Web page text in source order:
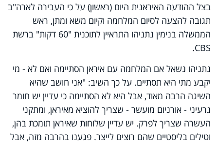
בצל ההודעה האיראנית היום (ראשון) על כי העבירה לארה"ב
תגובה להצעה לסיום המלחמה וקיום משא ומתן, ראש
הממשלה בנימין נתניהו התראיין לתוכנית "60 דקות" ברשת
CBS.
נתניהו נשאל אם המלחמה עם איראן הסתיימה ואם לא - מי
יקבע מתי היא תסתיים. על כך השיב: "אני חושב שהיא
השיגה הרבה מאוד, אבל היא לא הסתיימה כי עדיין יש חומר
גרעיני - אורניום מועשר - שצריך להוציא מאיראן, ומתקני
העשרה שצריך לפרק. יש עדיין שלוחות שאיראן תומכת בהן,
וטילים בליסטיים שהם רוצים לייצר. פגענו בהרבה מזה, אבל